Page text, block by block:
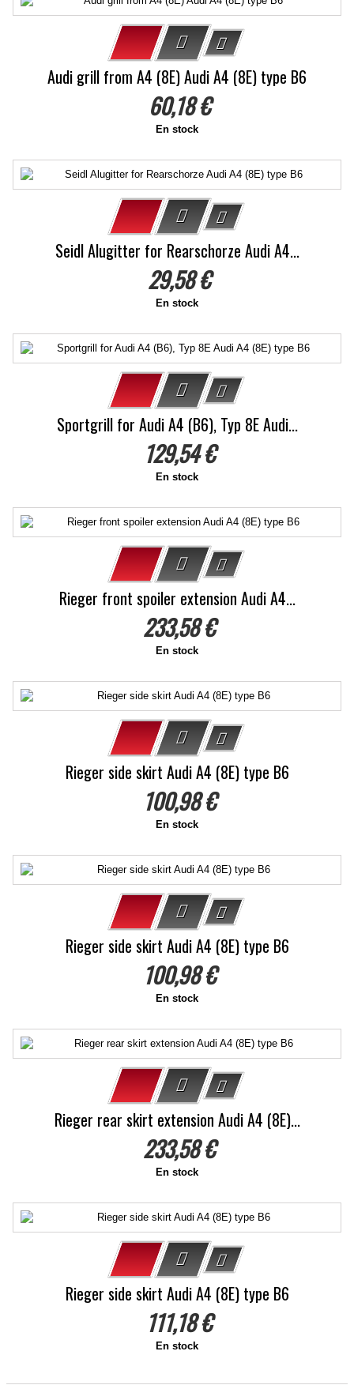
Audi grill from A4 (8E) Audi A4 (8E) type B6
60,18 €
En stock
Seidl Alugitter for Rearschorze Audi A4...
29,58 €
En stock
Sportgrill for Audi A4 (B6), Typ 8E Audi...
129,54 €
En stock
Rieger front spoiler extension Audi A4...
233,58 €
En stock
Rieger side skirt Audi A4 (8E) type B6
100,98 €
En stock
Rieger side skirt Audi A4 (8E) type B6
100,98 €
En stock
Rieger rear skirt extension Audi A4 (8E)...
233,58 €
En stock
Rieger side skirt Audi A4 (8E) type B6
111,18 €
En stock